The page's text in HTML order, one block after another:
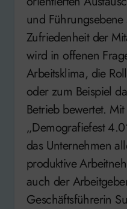
und
Zufriedenheit der
wird in offenen
Arbeitsklima, die
oder zum Beispiel
Betrieb bewertet.
„Demografiefest
das Unternehmen
produktive
auch der
Geschäftsführerin